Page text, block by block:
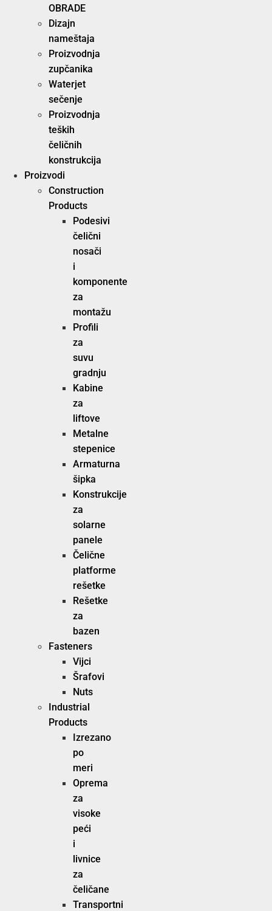
OBRADE
Dizajn
nameštaja
Proizvodnja
zupčanika
Waterjet
sečenje
Proizvodnja
teških
čeličnih
konstrukcija
Proizvodi
Construction
Products
Podesivi
čelični
nosači
i
komponente
za
montažu
Profili
za
suvu
gradnju
Kabine
za
liftove
Metalne
stepenice
Armaturna
šipka
Konstrukcije
za
solarne
panele
Čelične
platforme
rešetke
Rešetke
za
bazen
Fasteners
Vijci
Šrafovi
Nuts
Industrial
Products
Izrezano
po
meri
Oprema
za
visoke
peći
i
livnice
za
čeličane
Transportni